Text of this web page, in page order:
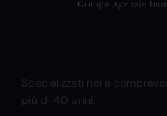
Specializzati nella
più di 40 anni.